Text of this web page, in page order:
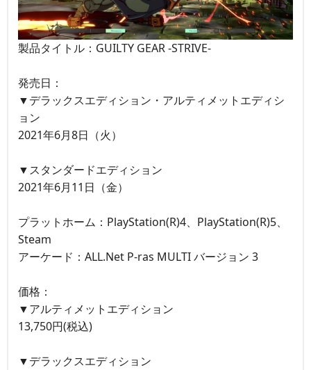
製品タイトル：GUILTY GEAR -STRIVE-
発売日：
▼デラックスエディション・アルティメットエディシ
ョン
2021年6月8日（火）
▼スタンダードエディション
2021年6月11日（金）
プラットホーム：PlayStation(R)4、PlayStation(R)5、
Steam
アーケード：ALL.Net P-ras MULTI バージョン 3
価格：
▼アルティメットエディション
13,750円(税込)
▼デラックスエディション